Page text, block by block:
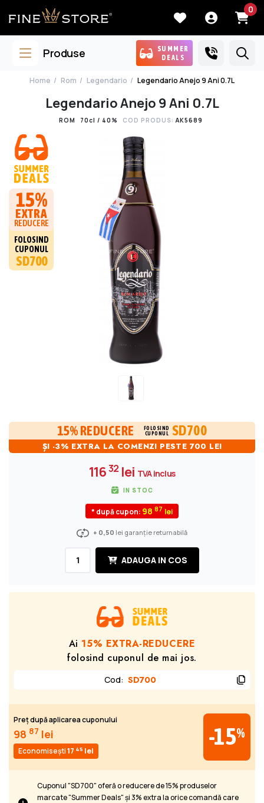
0
Produse
SUMMER
DEALS
Home Rom Legendario Legendario Anejo 9 Ani 0.7L
Legendario Anejo 9 Ani 0.7L
ROM 70cl / 40% COD PRODUS: AK5689
15%
EXTRA
REDUCERE
FOLOSIND
CUPONUL
SD700
15% REDUCERE
FOLOSIND
CUPONUL
SD700
ȘI -3% EXTRA LA COMENZI PESTE 700 LEI
11632lei TVA inclus
IN STOC
* după cupon: 98 87
+ 0,50 lei garanție returnabilă
ADAUGA IN COS
Ai 15% EXTRA-REDUCERE
folosind cuponul de mai jos.
Cod: SD700
Preț după aplicarea cuponului
98 87 lei
Economisești17 45 lei
-15%
Cuponul "SD700" oferă o reducere de 15% produselor
marcate "Summer Deals" și 3% extra la orice comandă care